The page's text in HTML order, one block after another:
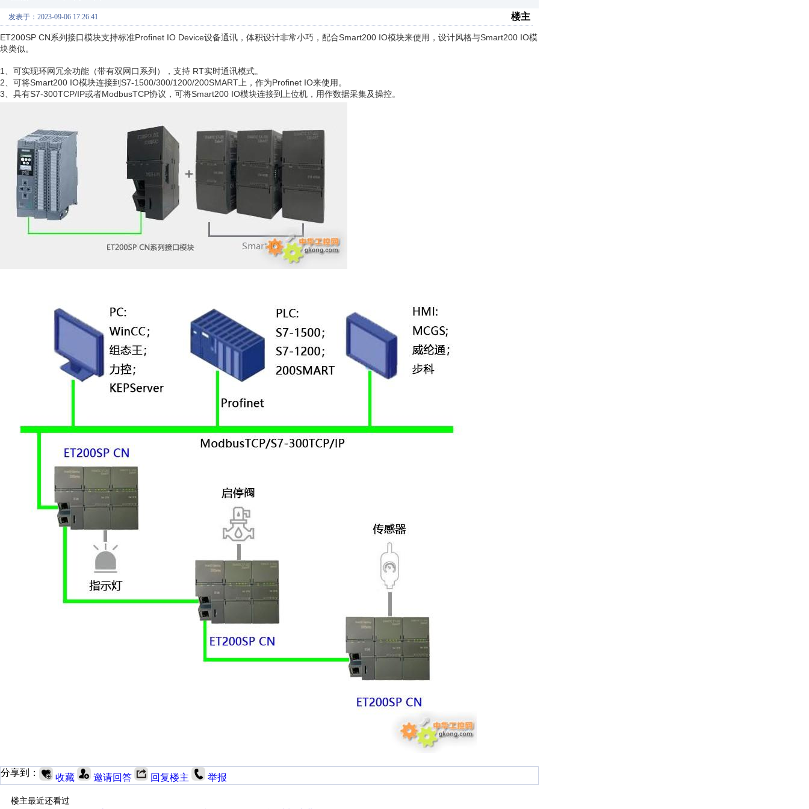
发表于：2023-09-06 17:26:41 楼主
ET200SP CN系列接口模块支持标准Profinet IO Device设备通讯，体积设计非常小巧，配合Smart200 IO模块来使用，设计风格与Smart200 IO模
块类似。
1、可实现环网冗余功能（带有双网口系列），支持 RT实时通讯模式。
2、可将Smart200 IO模块连接到S7-1500/300/1200/200SMART上，作为Profinet IO来使用。
3、具有S7-300TCP/IP或者ModbusTCP协议，可将Smart200 IO模块连接到上位机，用作数据采集及操控。
分享到： 收藏 邀请回答 回复楼主 举报
楼主最近还看过